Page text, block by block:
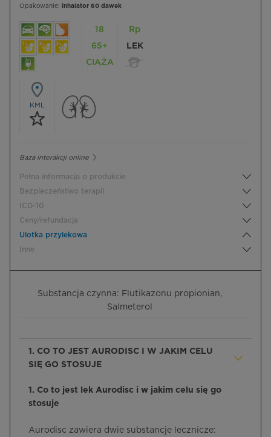
Opakowanie: inhalator 60 dawek
18
65+
CIĄŻA
Rp
LEK
KML
Baza interakcji online
Pełna informacja o produkcie
Bezpieczeństwo terapii
ICD-10
Ceny/refundacja
Ulotka przylekowa
Inne
Substancja czynna: Flutikazonu propionian,
Salmeterol
1. CO TO JEST AURODISC I W JAKIM CELU
SIĘ GO STOSUJE
1. Co to jest lek Aurodisc i w jakim celu się go
stosuje
Aurodisc zawiera dwie substancje lecznicze: